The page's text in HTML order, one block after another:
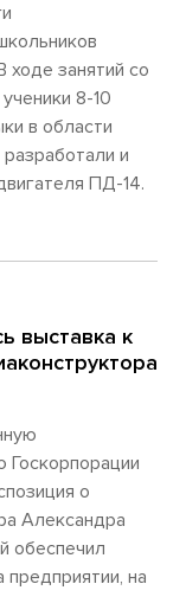
занятий со
8-10
в области
и
ПД-14.
выставка к
Госкорпорации
о
Александра
обеспечил
на